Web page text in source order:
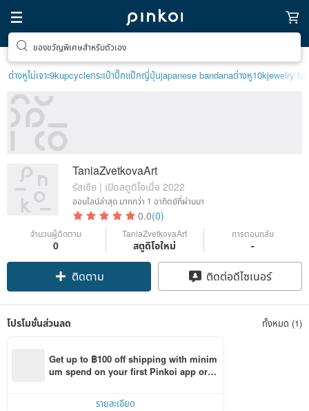
ของขวัญพิเศษสำหรับตัวเอง
ต่างหูไม่เจาะ9kupcycleกระเป๋าปิ๊กแป๊กญี่ปุ่นjapanese bandanaต่างหู10kjewelry
TaniaZvetkovaArt
รัสเซีย | เปิดสตูดิโอเมื่อ 2022
ออนไลน์ล่าสุด มากกว่า 1 อาทิตย์ที่ผ่านมา
0.0(0)
จำนวนผู้ติดตาม
0
TaniaZvetkovaArt
สตูดิโอใหม่
การตอบกลับ
-
ติดตาม ติดต่อดีไซเนอร์
โปรโมชั่นส่วนลด ทั้งหมด (1)
Get up to ฿100 off shipping with minim
um spend on your first Pinkoi app orde
รายละเอียด